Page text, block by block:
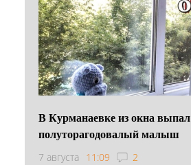
В Курманаевке из окна выпал
полуторагодовалый малыш
7 августа 11:09 2